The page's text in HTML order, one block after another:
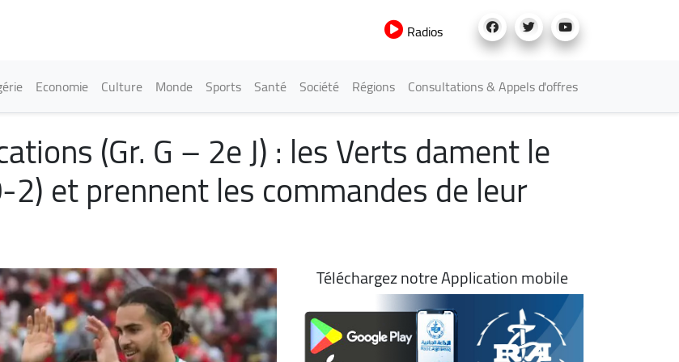
Radios
Economie Culture Monde Sports Santé Société Régions Consultations & Appels d'offres
(Gr. G – 2e J) : les Verts dament le
et prennent les commandes de leur
Téléchargez notre Application mobile